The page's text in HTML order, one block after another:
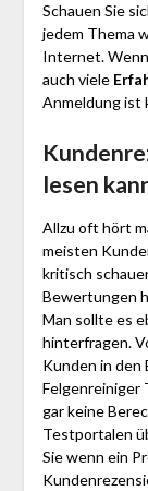
Schauen Sie
jedem Thema
Internet.
auch viele
Anmeldung ist
lesen
Allzu oft hört
meisten
kritisch
Bewertungen
Man sollte es
hinterfragen.
Kunden in den
Felgenreiniger
gar keine
Testportalen
Sie wenn ein